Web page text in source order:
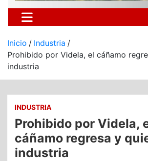
Inicio
Industria
Prohibido por Videla, el cáñamo
industria
INDUSTRIA
Prohibido por Videla,
cáñamo regresa y
industria